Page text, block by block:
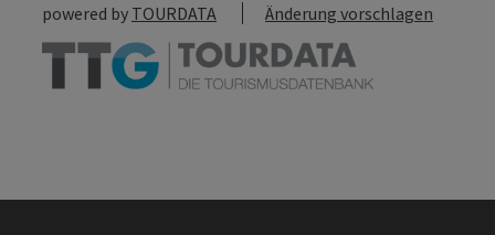
powered by TOURDATA Änderung vorschlagen